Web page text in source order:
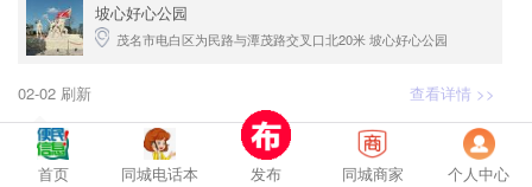
坡心好心公园
茂名市电白区为民路与潭茂路交叉口北20米 坡心好心公园
02-02 刷新 查看详情 >>
2355浏览 15 0评论
首页
同城电话本 发布 同城商家 个人中心